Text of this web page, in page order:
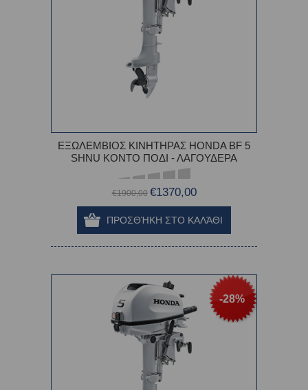
ΕΞΩΛΕΜΒΙΟΣ ΚΙΝΗΤΗΡΑΣ HONDA BF 5
SHNU ΚΟΝΤΟ ΠΟΔΙ - ΛΑΓΟΥΔΕΡΑ
€1900,00 €1370,00
-28%